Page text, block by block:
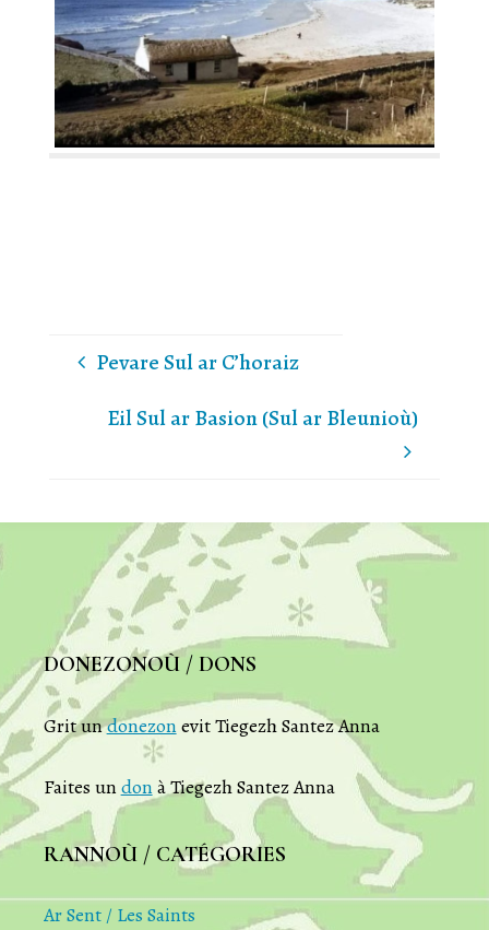
Pevare Sul ar C’horaiz
Eil Sul ar Basion (Sul ar Bleunioù)
DONEZONOÙ / DONS
Grit undonezonevit Tiegezh Santez Anna
Faites undonà Tiegezh Santez Anna
RANNOÙ / CATÉGORIES
Ar Sent / Les Saints